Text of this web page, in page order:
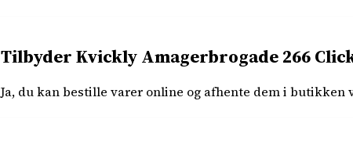
Tilbyder Kvickly Amagerbrogade 266
Ja, du kan bestille varer online og afhente dem i butikken